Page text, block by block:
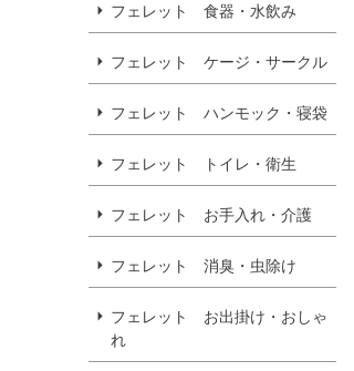
フェレット 食器・水飲み
フェレット ケージ・サークル
フェレット ハンモック・寝袋
フェレット トイレ・衛生
フェレット お手入れ・介護
フェレット 消臭・虫除け
フェレット お出掛け・おしゃ
れ